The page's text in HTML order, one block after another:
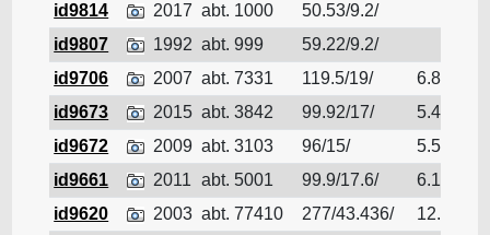
id9814
2017 abt. 1000 50.53/9.2/
id9807
1992 abt. 999 59.22/9.2/
id9706
2007 abt. 7331 119.5/19/ 6.82
id9673
2015 abt. 3842 99.92/17/ 5.41
id9672
2009 abt. 3103 96/15/ 5.5
id9661
2011 abt. 5001 99.9/17.6/ 6.15
id9620
2003 abt. 77410 277/43.436/ 12.12